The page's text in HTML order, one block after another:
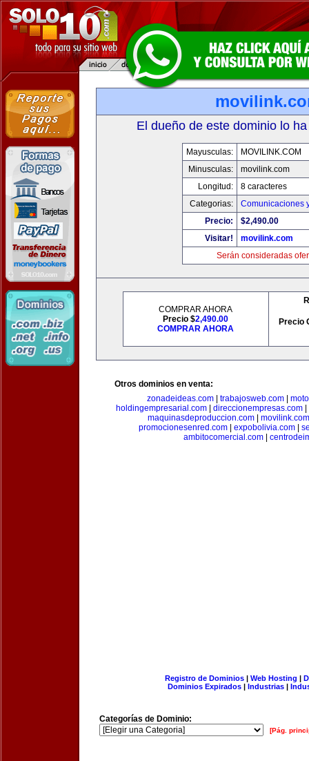
El dueño de este dominio lo
Mayusculas:
MOVILINK.COM
Minusculas:
movilink.com
Longitud:
8 caracteres
Categorias:
Comunicaciones
Precio:
$2,490.00
Visitar!
movilink.com
Serán consideradas
COMPRAR AHORA
Precio $2,490.00
COMPRAR AHORA
Precio
Otros dominios en venta:
zonadeideas.com
trabajosweb.com
holdingempresarial.com
direccionempresas.com
maquinasdeproduccion.com
movilink.com
promocionesenred.com| expobolivia.com|
ambitocomercial.com
Registro de Dominios| Web Hosting |
Dominios Expirados | Industrias |
Categorías de Dominio:
[Pág.